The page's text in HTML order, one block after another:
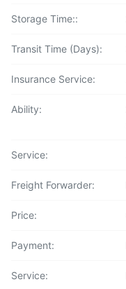
Storage Time::
Transit Time (Days):
Insurance Service:
Ability:
Service:
Freight Forwarder:
Price:
Payment:
Service: